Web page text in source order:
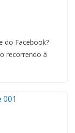
do Facebook?
recorrendo à